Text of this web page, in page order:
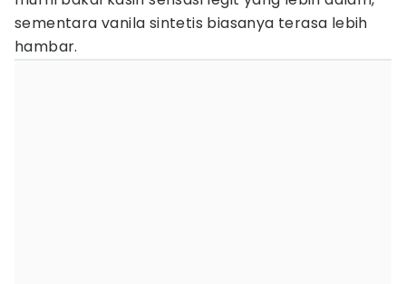
sementara vanila sintetis biasanya terasa lebih
hambar.